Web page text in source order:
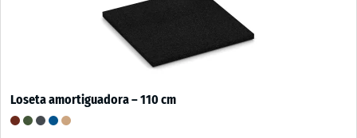
Loseta amortiguadora – 110 cm